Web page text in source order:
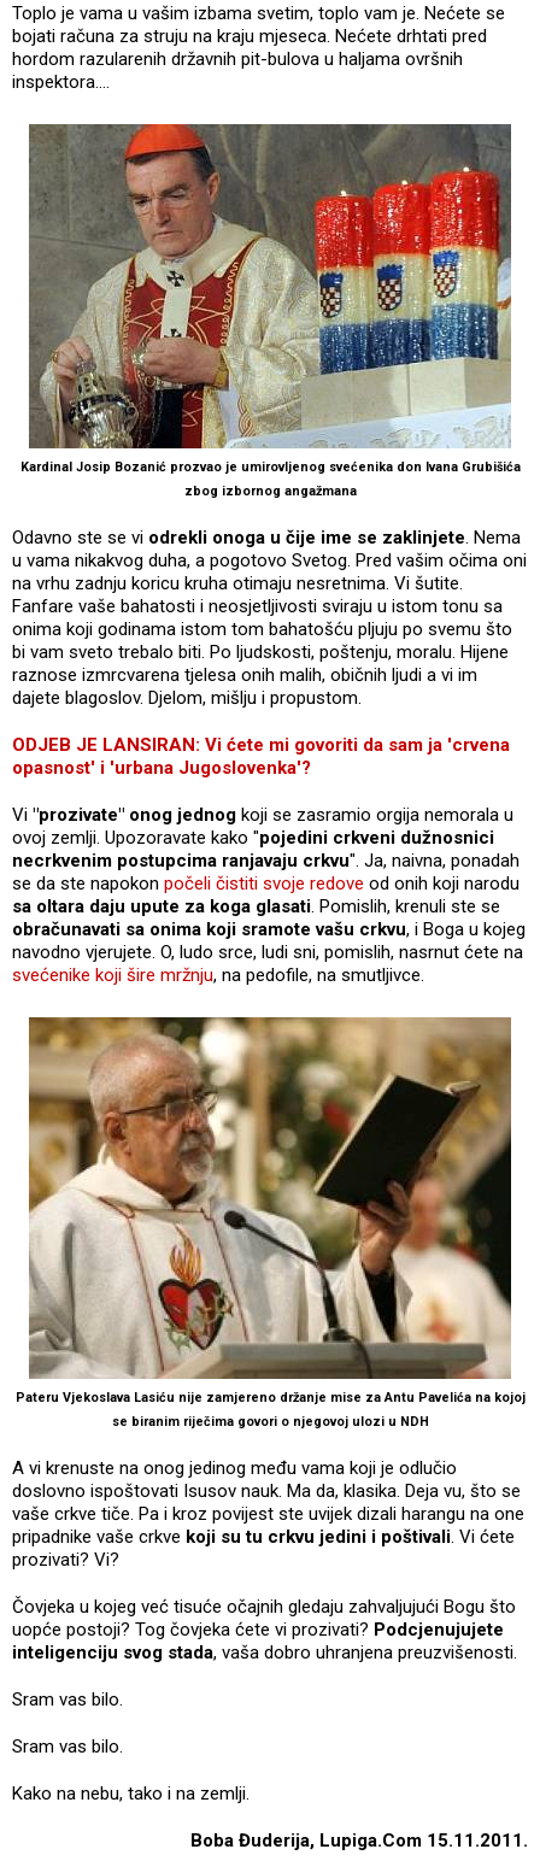
Toplo je vama u vašim izbama svetim, toplo vam je. Nećete se
bojati računa za struju na kraju mjeseca. Nećete drhtati pred
hordom razularenih državnih pit-bulova u haljama ovršnih
inspektora....
Kardinal Josip Bozanić prozvao je umirovljenog svećenika don Ivana Grubišića
zbog izbornog angažmana
Odavno ste se vi odrekli onoga u čije ime se zaklinjete. Nema
u vama nikakvog duha, a pogotovo Svetog. Pred vašim očima oni
na vrhu zadnju koricu kruha otimaju nesretnima. Vi šutite.
Fanfare vaše bahatosti i neosjetljivosti sviraju u istom tonu sa
onima koji godinama istom tom bahatošću pljuju po svemu što
bi vam sveto trebalo biti. Po ljudskosti, poštenju, moralu. Hijene
raznose izmrcvarena tjelesa onih malih, običnih ljudi a vi im
dajete blagoslov. Djelom, mišlju i propustom.
ODJEB JE LANSIRAN: Vi ćete mi govoriti da sam ja 'crvena
opasnost' i 'urbana Jugoslovenka'?
Vi "prozivate" onog jednog koji se zasramio orgija nemorala u
ovoj zemlji. Upozoravate kako "pojedini crkveni dužnosnici
necrkvenim postupcima ranjavaju crkvu". Ja, naivna, ponadah
se da ste napokon počeli čistiti svoje redove od onih koji narodu
sa oltara daju upute za koga glasati. Pomislih, krenuli ste se
obračunavati sa onima koji sramote vašu crkvu, i Boga u kojeg
navodno vjerujete. O, ludo srce, ludi sni, pomislih, nasrnut ćete na
svećenike koji šire mržnju, na pedofile, na smutljivce.
Pateru Vjekoslava Lasiću nije zamjereno držanje mise za Antu Pavelića na kojoj
se biranim riječima govori o njegovoj ulozi u NDH
A vi krenuste na onog jedinog među vama koji je odlučio
doslovno ispoštovati Isusov nauk. Ma da, klasika. Deja vu, što se
vaše crkve tiče. Pa i kroz povijest ste uvijek dizali harangu na one
pripadnike vaše crkve koji su tu crkvu jedini i poštivali. Vi ćete
prozivati? Vi?
Čovjeka u kojeg već tisuće očajnih gledaju zahvaljujući Bogu što
uopće postoji? Tog čovjeka ćete vi prozivati? Podcjenujujete
inteligenciju svog stada, vaša dobro uhranjena preuzvišenosti.
Sram vas bilo.
Sram vas bilo.
Kako na nebu, tako i na zemlji.
Boba Đuderija, Lupiga.Com 15.11.2011.